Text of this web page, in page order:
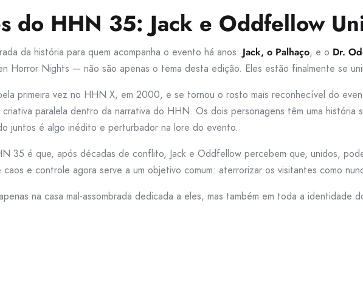
do HHN 35: Jack e Oddfellow
da história para quem acompanha o evento há anos: Jack, o Palhaço, e o Dr.
Horror Nights — não são apenas o tema desta edição. Eles estão finalmente se
primeira vez no HHN X, em 2000, e se tornou o rosto mais reconhecível do
paralela dentro da narrativa do HHN. Os dois personagens têm uma
juntos é algo inédito e perturbador na lore do evento.
35 é que, após décadas de conflito, Jack e Oddfellow percebem que, unidos,
e controle agora serve a um objetivo comum: aterrorizar os visitantes como
na casa mal-assombrada dedicada a eles, mas também em toda a